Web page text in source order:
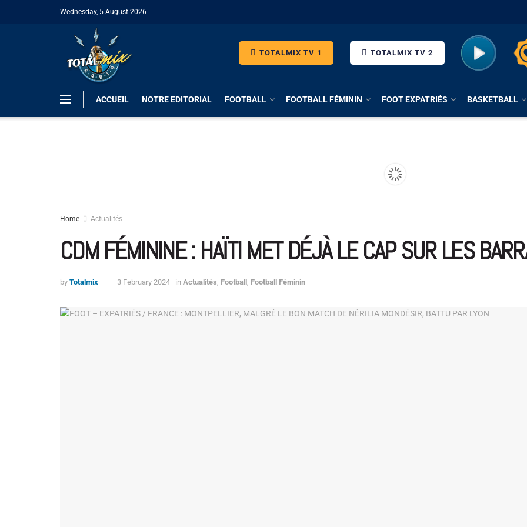
Wednesday, 5 August 2026
TOTALMIX TV 1 TOTALMIX TV 2
ACCUEIL NOTRE EDITORIAL FOOTBALL FOOTBALL FÉMININ FOOT EXPATRIÉS BASKETBALL
Home Actualités
CDM FÉMININE : HAÏTI MET DÉJÀ LE CAP SUR LES
by Totalmix 3 February 2024 in Actualités Football Football Féminin